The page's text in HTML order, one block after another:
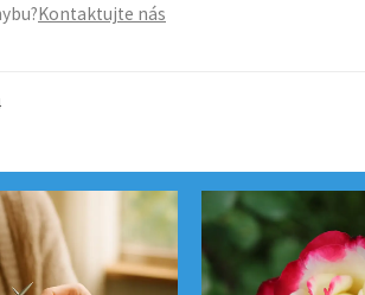
Kontaktujte nás